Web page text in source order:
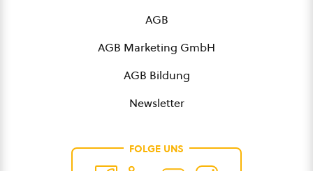
AGB
AGB Marketing GmbH
AGB Bildung
Newsletter
FOLGE UNS